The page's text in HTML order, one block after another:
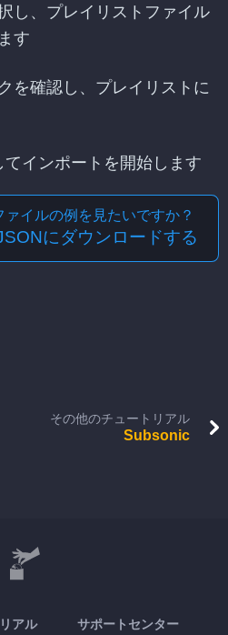
し、プレイリストファイル
す
を確認し、プレイリストに
てインポートを開始します
イルの例を見たいですか？
にダウンロードする
その他のチュートリアル
Subsonic
アル サポートセンター